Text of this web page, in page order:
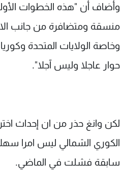
وأضاف أن "هذه الخطوات
منسقة ومتضافرة من جانب
وخاصة الولايات المتحدة
حوار عاجلا وليس آجلا".
لكن وانغ حذر من ان إحداث
الكوري الشمالي ليس امرا
سابقة فشلت في الماضي.